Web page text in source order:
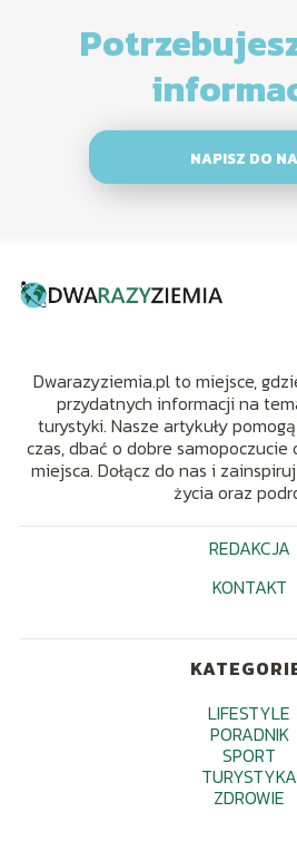
NAPISZ DO
Dwarazyziemia.pl to miejsce,
przydatnych informacji na
turystyki. Nasze artykuły
czas, dbać o dobre samopoczucie
miejsca. Dołącz do nas i
życia oraz
REDAKCJA
KONTAKT
LIFESTYLE
PORADNIK
SPORT
TURYSTYKA
ZDROWIE